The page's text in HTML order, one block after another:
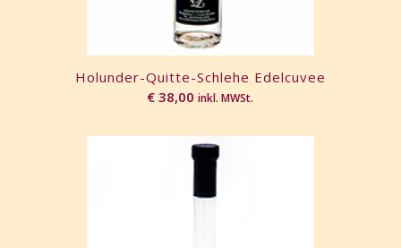
Holunder-Quitte-Schlehe Edelcuvee
€ 38,00 inkl. MWSt.